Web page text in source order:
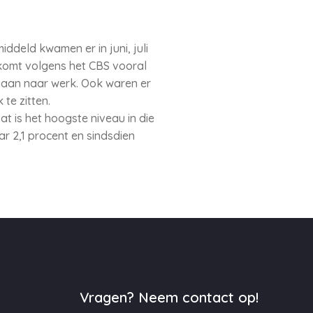
kwamen er in juni, juli
volgens het CBS vooral
naar werk. Ook waren er
te zitten.
is het hoogste niveau in die
2,1 procent en sindsdien
Vragen? Neem contact op!